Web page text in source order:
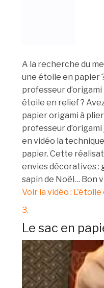
A la recherche du
une étoile en papier
professeur
étoile en relief ?
papier origami à
professeur
en vidéo la
papier. Cette
envies décoratives :
sapin de Noël… Bon
Voir la vidéo :
3.
Le sac en